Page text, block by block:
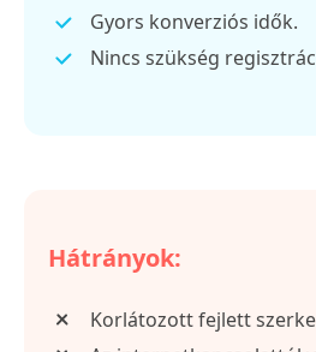
Gyors konverziós idők.
Nincs szükség
Hátrányok:
Korlátozott fejlett